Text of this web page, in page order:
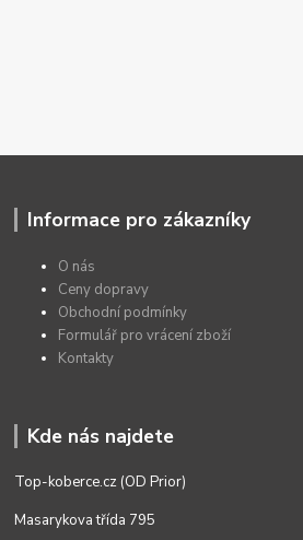
Informace pro zákazníky
O nás
Ceny dopravy
Obchodní podmínky
Formulář pro vrácení zboží
Kontakty
Kde nás najdete
Top-koberce.cz (OD Prior)
Masarykova třída 795